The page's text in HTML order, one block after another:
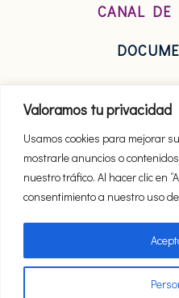
Valoramos tu privacidad
Usamos cookies para mejorar
mostrarle anuncios o
nuestro tráfico. Al hacer clic en
consentimiento a nuestro uso
CANAL DE